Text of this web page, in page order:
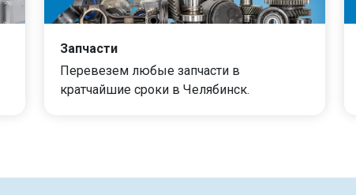
Запчасти
Перевезем любые запчасти в
кратчайшие сроки в Челябинск.